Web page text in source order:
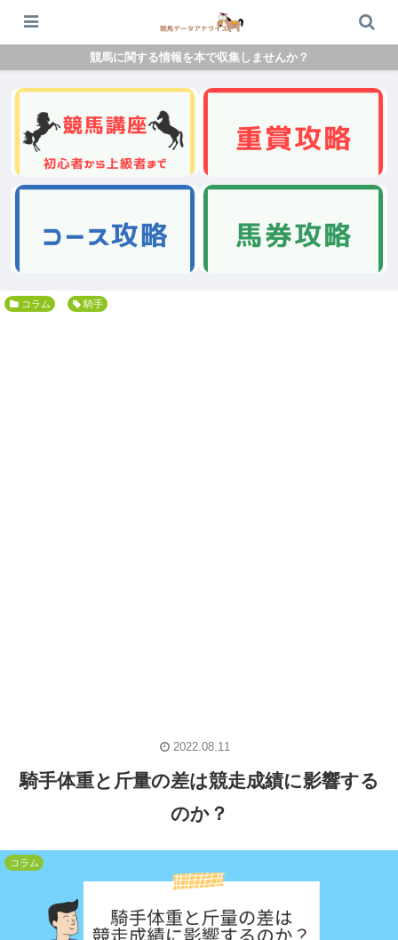
競馬に関する情報を本で収集しませんか？
コラム 騎手
騎手体重と斤量の差は競走成績に影響する
のか？
コラム
2022.08.11